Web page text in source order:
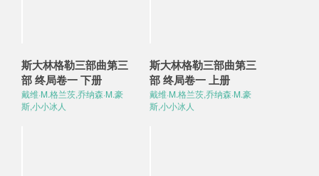
斯大林格勒三部曲第三
部 终局卷一 下册
戴维·M.格兰茨,乔纳森·M.豪
斯,小小冰人
斯大林格勒三部曲第三
部 终局卷一 上册
戴维·M.格兰茨,乔纳森·M.豪
斯,小小冰人